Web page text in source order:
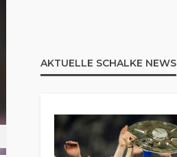
AKTUELLE SCHALKE NEWS